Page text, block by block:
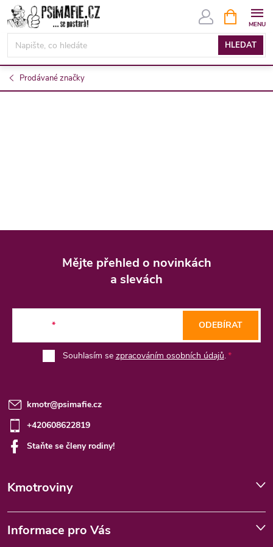
Přejít
na
obsah
HLEDAT
NÁKUPNÍ
KOŠÍK
Prodávané značky
Mějte přehled o novinkách
a slevách
Souhlasím se zpracováním osobních údajů.
ODEBÍRAT
kmotr@psimafie.cz
+420608622819
Staňte se členy rodiny!
Kmotroviny
Informace pro Vás